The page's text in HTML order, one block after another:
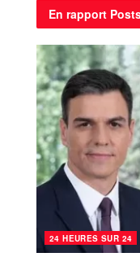
En rapport
24 HEURES SUR 24